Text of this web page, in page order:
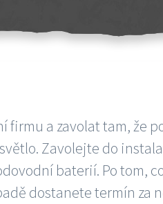
firmu a zavolat tam, že
Zavolejte do
baterií. Po tom,
dostanete termín za